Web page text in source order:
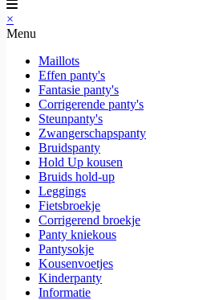
×
Menu
Maillots
Effen panty's
Fantasie panty's
Corrigerende panty's
Steunpanty's
Zwangerschapspanty
Bruidspanty
Hold Up kousen
Bruids hold-up
Leggings
Fietsbroekje
Corrigerend broekje
Panty kniekous
Pantysokje
Kousenvoetjes
Kinderpanty
Informatie